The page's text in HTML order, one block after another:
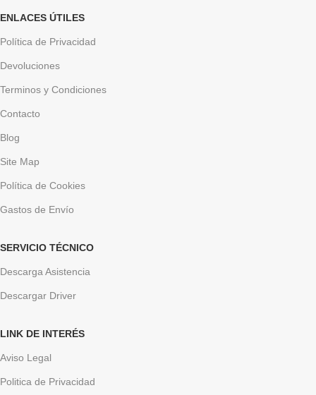
ENLACES ÚTILES
Política de Privacidad
Devoluciones
Terminos y Condiciones
Contacto
Blog
Site Map
Política de Cookies
Gastos de Envío
SERVICIO TÉCNICO
Descarga Asistencia
Descargar Driver
LINK DE INTERÉS
Aviso Legal
Politica de Privacidad